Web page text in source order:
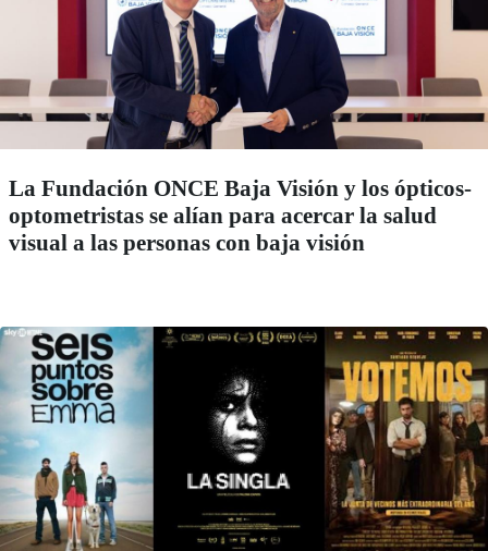
La Fundación ONCE Baja Visión y los ópticos-
optometristas se alían para acercar la salud
visual a las personas con baja visión